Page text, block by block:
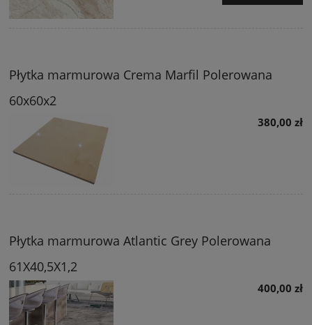
Płytka marmurowa Crema Marfil Polerowana
60x60x2
380,00 zł
Płytka marmurowa Atlantic Grey Polerowana
61X40,5X1,2
400,00 zł